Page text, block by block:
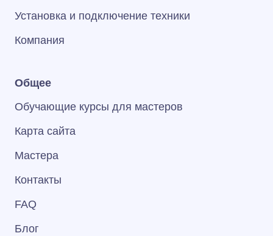
Установка и подключение техники
Компания
Общее
Обучающие курсы для мастеров
Карта сайта
Мастера
Контакты
FAQ
Блог